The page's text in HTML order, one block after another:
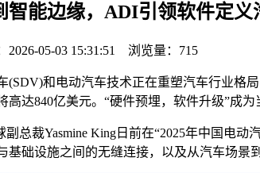
智能边缘，ADI引领软件定义
05-03 15:31:51 浏览量： 715
(SDV)和电动汽车技术正在重塑汽车行业格
高达840亿美元。“硬件预埋，软件升级”成
总裁Yasmine King日前在“2025年中国电
基础设施之间的无缝连接，以及从汽车场景